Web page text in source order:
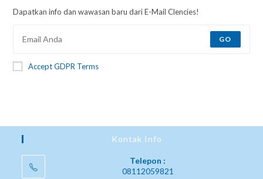
Dapatkan info dan wawasan baru dari E-Mail Clencies!
GO
Accept GDPR Terms
Kontak Info
Telepon :
08112059821